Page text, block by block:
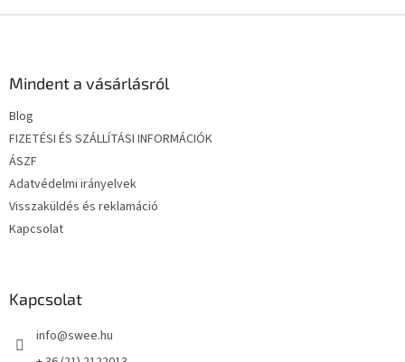
á
Mindent a vásárlásról
Blog
FIZETÉSI ÉS SZÁLLÍTÁSI INFORMÁCIÓK
ÁSZF
Adatvédelmi irányelvek
Visszaküldés és reklamáció
Kapcsolat
Kapcsolat
info@swee.hu